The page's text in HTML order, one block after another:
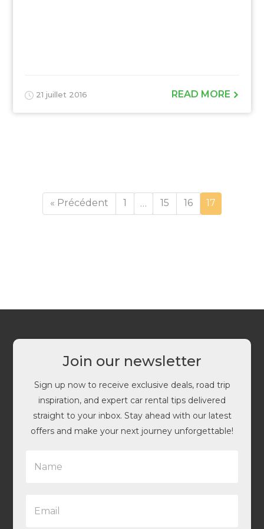
21 juillet 2016 READ MORE
« Précédent Page
1 … Page
15 Page
16 Page
17
Join our newsletter
Sign up now to receive exclusive deals, road trip
inspiration, and expert car rental tips delivered
straight to your inbox. Stay ahead with our latest
offers and make your next journey unforgettable!